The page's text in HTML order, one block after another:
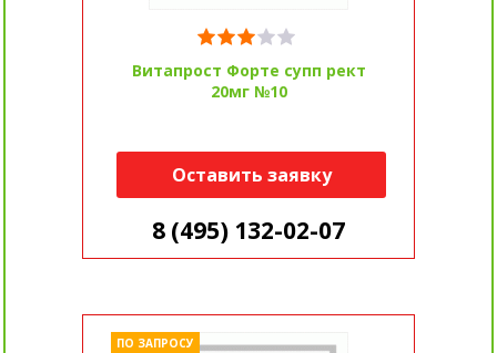
Витапрост Форте супп рект
20мг №10
Оставить заявку
8 (495) 132-02-07
ПО ЗАПРОСУ